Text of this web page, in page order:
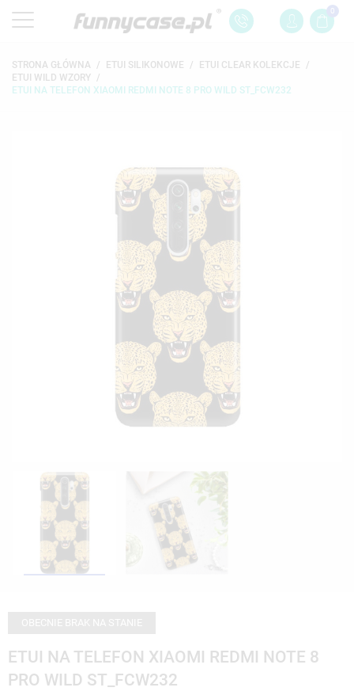
0
STRONA GŁÓWNA ETUI SILIKONOWE
ETUI CLEAR KOLEKCJE
ETUI WILD WZORY
ETUI NA TELEFON XIAOMI REDMI NOTE 8 PRO WILD ST_FCW232
ETUI NA TELEFON XIAOMI REDMI NOTE 8
PRO WILD ST_FCW232